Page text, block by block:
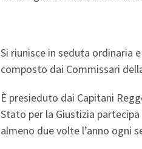
Si riunisce in seduta ordinaria
composto dai Commissari
È presieduto dai Capitani
Stato per la Giustizia
almeno due volte l’anno ogni